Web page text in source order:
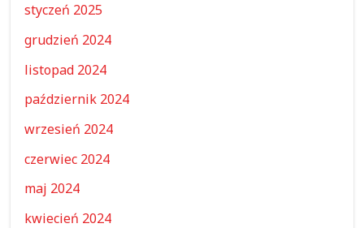
styczeń 2025
grudzień 2024
listopad 2024
październik 2024
wrzesień 2024
czerwiec 2024
maj 2024
kwiecień 2024